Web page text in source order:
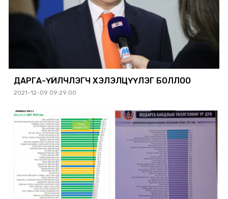
ДАРГА-ҮЙЛЧЛЭГЧ ХЭЛЭЛЦҮҮЛЭГ БОЛЛОО
2021-12-09 09:29:00